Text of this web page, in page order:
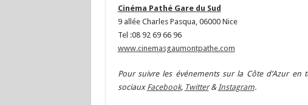
Cinéma Pathé Gare du Sud
9 allée Charles Pasqua, 06000 Nice
Tel :08 92 69 66 96
www.cinemasgaumontpathe.com
Pour suivre les événements sur la Côte d’Azur
sociaux Facebook, Twitter&Instagram.